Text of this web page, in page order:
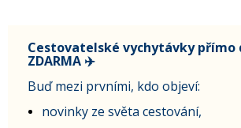
Cestovatelské vychytávky přímo
ZDARMA ✈️
Buď mezi prvními, kdo objeví:
novinky ze světa cestování,